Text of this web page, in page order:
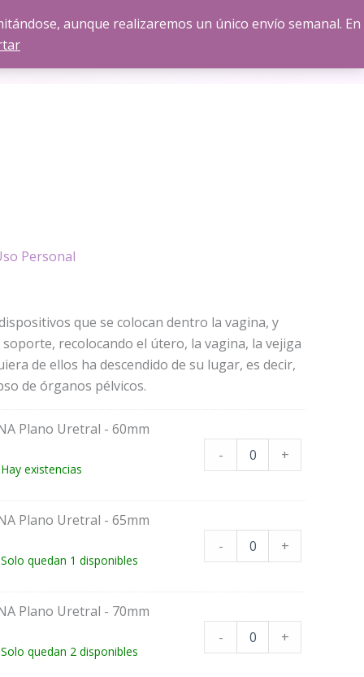
aunque realizaremos un único envío semanal. En
CONTACTO Pide tu
Personal
que se colocan dentro la vagina, y
recolocando el útero, la vagina, la vejiga
de ellos ha descendido de su lugar, es decir,
de órganos pélvicos.
Plano Uretral - 60mm
Hay existencias
-
-
60mm
cantidad
+
Plano Uretral - 65mm
Solo quedan 1 disponibles
-
-
65mm
cantidad
+
Plano Uretral - 70mm
Solo quedan 2 disponibles
-
-
70mm
cantidad
+
-
75mm
cantidad
-
80mm
cantidad